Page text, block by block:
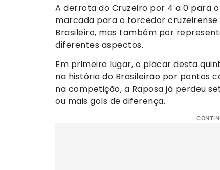
A derrota do Cruzeiro por 4 a 0 para
marcada para o torcedor
Brasileiro, mas também por
diferentes aspectos.
Em primeiro lugar, o placar desta
na história do Brasileirão por pontos
na competição, a Raposa já perdeu
ou mais gols de diferença.